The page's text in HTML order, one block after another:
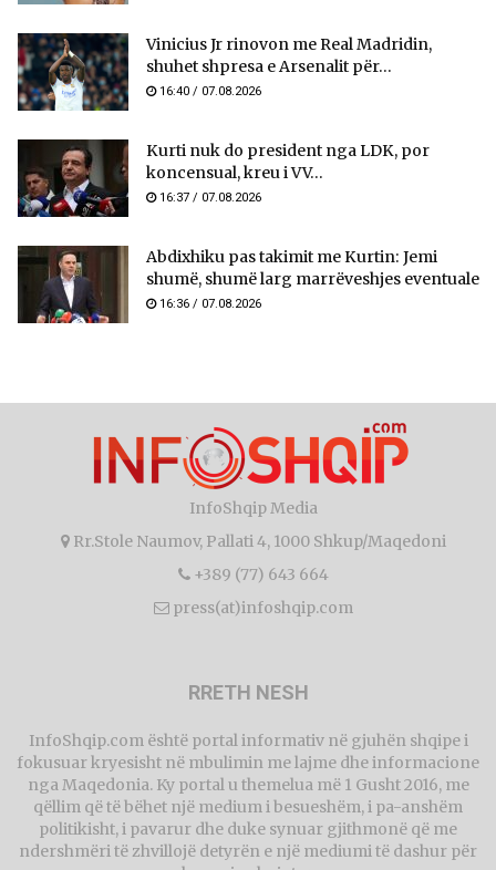
Vinicius Jr rinovon me Real Madridin,
shuhet shpresa e Arsenalit për...
16:40 / 07.08.2026
Kurti nuk do president nga LDK, por
koncensual, kreu i VV...
16:37 / 07.08.2026
Abdixhiku pas takimit me Kurtin: Jemi
shumë, shumë larg marrëveshjes eventuale
16:36 / 07.08.2026
InfoShqip Media
Rr.Stole Naumov, Pallati 4, 1000 Shkup/Maqedoni
+389 (77) 643 664
press(at)infoshqip.com
RRETH NESH
InfoShqip.com është portal informativ në gjuhën shqipe i
fokusuar kryesisht në mbulimin me lajme dhe informacione
nga Maqedonia. Ky portal u themelua më 1 Gusht 2016, me
qëllim që të bëhet një medium i besueshëm, i pa-anshëm
politikisht, i pavarur dhe duke synuar gjithmonë që me
ndershmëri të zhvillojë detyrën e një mediumi të dashur për